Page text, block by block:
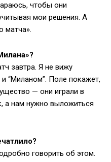
чтобы они
мои решения. А
матча».
завтра. Я не вижу
“Миланом”. Поле покажет,
— они играли в
а нам нужно выложиться
говорить об этом.